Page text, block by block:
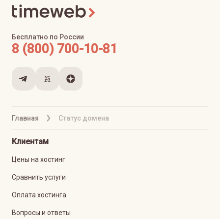
Главная Статус домена
Бесплатно по России
8 (800) 700-10-81
Клиентам
Цены на хостинг
Сравнить услуги
Оплата хостинга
Вопросы и ответы